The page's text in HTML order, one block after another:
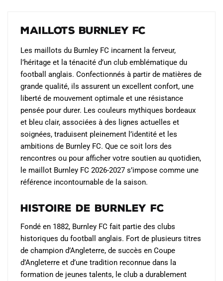
page
produit
être
sur
la
page
du
produit
Maillots Burnley FC
Les maillots du Burnley FC incarnent la ferveur,
l’héritage et la ténacité d’un club emblématique du
football anglais. Confectionnés à partir de matières de
grande qualité, ils assurent un excellent confort, une
liberté de mouvement optimale et une résistance
pensée pour durer. Les couleurs mythiques bordeaux
et bleu clair, associées à des lignes actuelles et
soignées, traduisent pleinement l’identité et les
ambitions de Burnley FC. Que ce soit lors des
rencontres ou pour afficher votre soutien au quotidien,
le maillot Burnley FC 2026-2027 s’impose comme une
référence incontournable de la saison.
Histoire de Burnley FC
Fondé en 1882, Burnley FC fait partie des clubs
historiques du football anglais. Fort de plusieurs titres
de champion d’Angleterre, de succès en Coupe
d’Angleterre et d’une tradition reconnue dans la
formation de jeunes talents, le club a durablement